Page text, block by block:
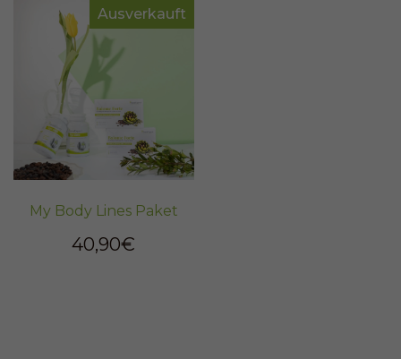
Ausverkauft
My Body Lines Paket
40,90€